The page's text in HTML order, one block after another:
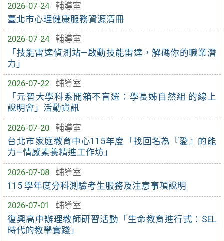
2026-07-24
輔導室
臺北市心理健康服務資源清冊
2026-07-24
輔導室
「技能雷達偵測站—啟動技能雷達，解碼你的職業潛
力」
2026-07-22
輔導室
「元智大學科系開箱不盲選：學長姊自然組 的線上
說明會」活動資訊
2026-07-20
輔導室
台北市家庭教育中心115年度「找回名為『愛』的能
力—情感素養精進工作坊」
2026-07-08
輔導室
115 學年度分科測驗考生服務及注意事項說明
2026-07-01
輔導室
復興高中辦理教師研習活動「生命教育進行式：SEL
時代的教學實踐」